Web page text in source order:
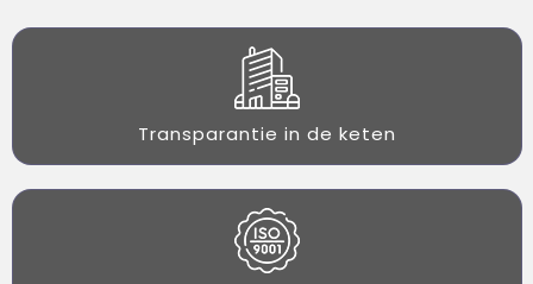
Transparantie in de keten